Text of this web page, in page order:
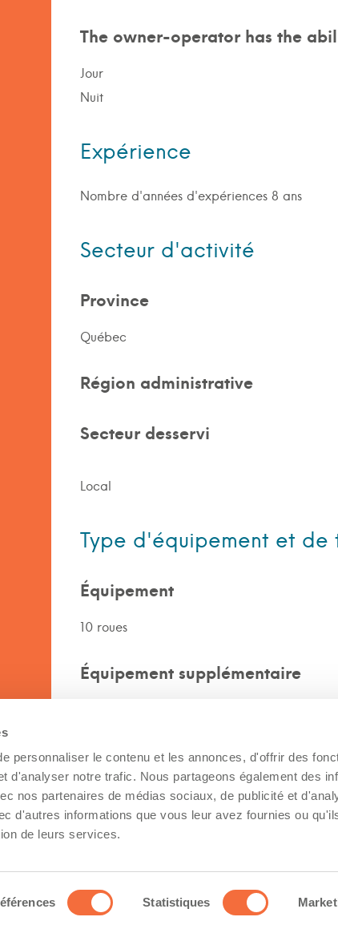
personnaliser le contenu et les annonces, d'offrir des
d'analyser notre trafic. Nous partageons également des
nos partenaires de médias sociaux, de publicité et
d'autres informations que vous leur avez fournies ou
de leurs services.
Statistiques
The owner-operator has the
Jour
Nuit
Expérience
Nombre d'années d'expériences 8 ans
Secteur d'activité
Province
Québec
Région administrative
Secteur desservi
Local
Type d'équipement et de
Équipement
10 roues
Équipement supplémentaire
Type de transport
Camion/Remorque à plateau avec
Camion/Remorque à plateau surbaissé
Camion/Remorque chauffée
Camion/Remorque fermée